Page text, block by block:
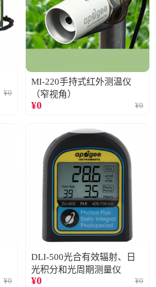
¥0
MI-220手持式红外测温仪
（窄视角）
¥0 ¥0
¥0
DLI-500光合有效辐射、日
光积分和光周期测量仪
¥0 ¥0